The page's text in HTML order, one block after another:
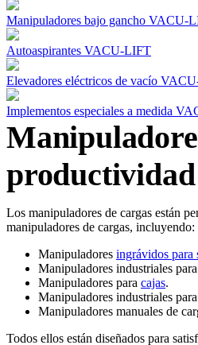
Manipuladores bajo gancho VACU-
Autoaspirantes VACU-LIFT
Elevadores eléctricos de vacío
Implementos especiales a medida
productividad
Los manipuladores de cargas están
manipuladores de cargas, incluyendo:
Manipuladores ingrávidos para
Manipuladores industriales para
Manipuladores para cajas.
Manipuladores industriales para
Manipuladores manuales de
Todos ellos están diseñados para